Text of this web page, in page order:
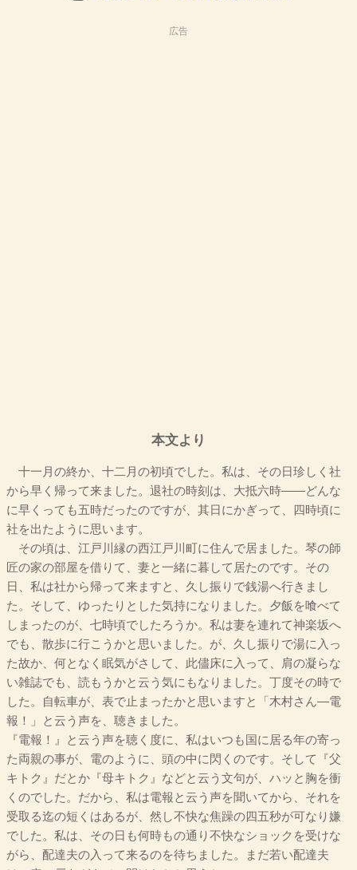
広告
本文より
十一月の終か、十二月の初頃でした。私は、その日珍しく社
から早く帰って来ました。退社の時刻は、大抵六時――どんな
に早くっても五時だったのですが、其日にかぎって、四時頃に
社を出たように思います。
その頃は、江戸川縁の西江戸川町に住んで居ました。琴の師
匠の家の部屋を借りて、妻と一緒に暮して居たのです。その
日、私は社から帰って来ますと、久し振りで銭湯へ行きまし
た。そして、ゆったりとした気持になりました。夕飯を喰べて
しまったのが、七時頃でしたろうか。私は妻を連れて神楽坂へ
でも、散歩に行こうかと思いました。が、久し振りで湯に入っ
た故か、何となく眠気がさして、此儘床に入って、肩の凝らな
い雑誌でも、読もうかと云う気にもなりました。丁度その時で
した。自転車が、表で止まったかと思いますと「木村さん―電
報！」と云う声を、聴きました。
『電報！』と云う声を聴く度に、私はいつも国に居る年の寄っ
た両親の事が、電のように、頭の中に閃くのです。そして『父
キトク』だとか『母キトク』などと云う文句が、ハッと胸を衝
くのでした。だから、私は電報と云う声を聞いてから、それを
受取る迄の短くはあるが、然し不快な焦躁の四五秒が可なり嫌
でした。私は、その日も何時もの通り不快なショックを受けな
がら、配達夫の入って来るのを待ちました。まだ若い配達夫